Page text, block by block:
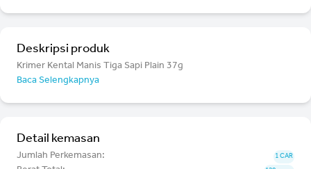
Deskripsi produk
Krimer Kental Manis Tiga Sapi Plain 37g
Baca Selengkapnya
Detail kemasan
Jumlah Perkemasan: 1 CAR